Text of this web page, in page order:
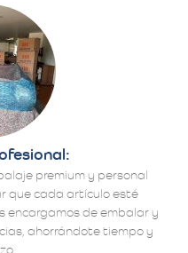
premium y personal
que cada artículo esté
encargamos de embalar y
ahorrándote tiempo y